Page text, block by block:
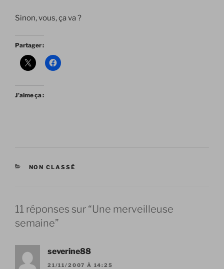
Sinon, vous, ça va ?
Partager :
J’aime ça :
CATÉGORIES
NON CLASSÉ
11 réponses sur “Une merveilleuse
semaine”
severine88
21/11/2007 À 14:25